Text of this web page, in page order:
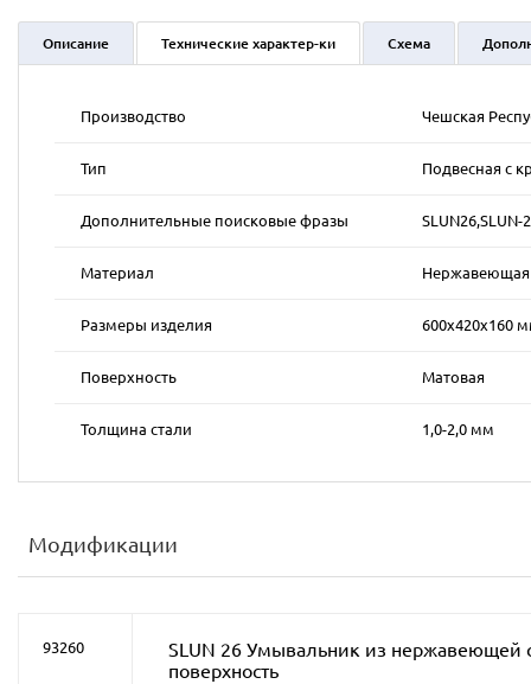
Описание Технические характер-ки Схема
Производство Чешская
Тип Подвесная с
Дополнительные поисковые фразы SLUN26,SLUN-
Материал Нержавеющая
Размеры изделия 600х420х160
Поверхность Матовая
Толщина стали 1,0-2,0 мм
Модификации
93260
SLUN 26 Умывальник из нержавеющей
поверхность